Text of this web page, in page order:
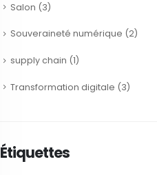
Salon (3)
Souveraineté numérique (2)
supply chain (1)
Transformation digitale (3)
Étiquettes